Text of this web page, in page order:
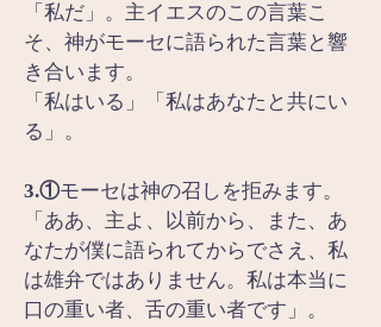
「私だ」。主イエスのこの言葉こ
そ、神がモーセに語られた言葉と響
き合います。
「私はいる」「私はあなたと共にい
る」。
3.①モーセは神の召しを拒みます。
「ああ、主よ、以前から、また、あ
なたが僕に語られてからでさえ、私
は雄弁ではありません。私は本当に
口の重い者、舌の重い者です」。